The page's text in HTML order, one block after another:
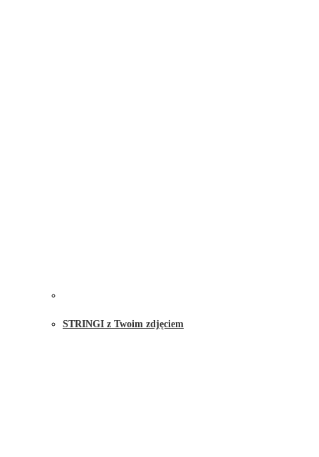
STRINGI z Twoim zdjęciem